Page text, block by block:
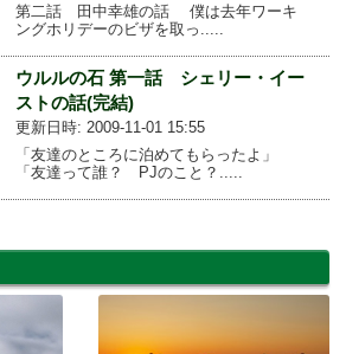
第二話 田中幸雄の話 僕は去年ワーキ
ングホリデーのビザを取っ.....
ウルルの石 第一話 シェリー・イー
ストの話(完結)
更新日時: 2009-11-01 15:55
「友達のところに泊めてもらったよ」
「友達って誰？ PJのこと？.....